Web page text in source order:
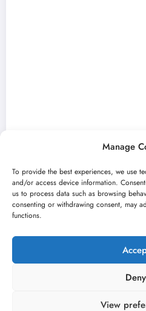
Manage
To provide the best experiences, we use
and/or access device information.
us to process data such as browsing
consenting or withdrawing consent, may
functions.
Deny
View
„Najveći mali festival u
Kulturni kišobran